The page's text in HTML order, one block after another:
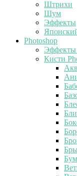
Штрихи
Шум
Эффекты
Photoshop
Кисти